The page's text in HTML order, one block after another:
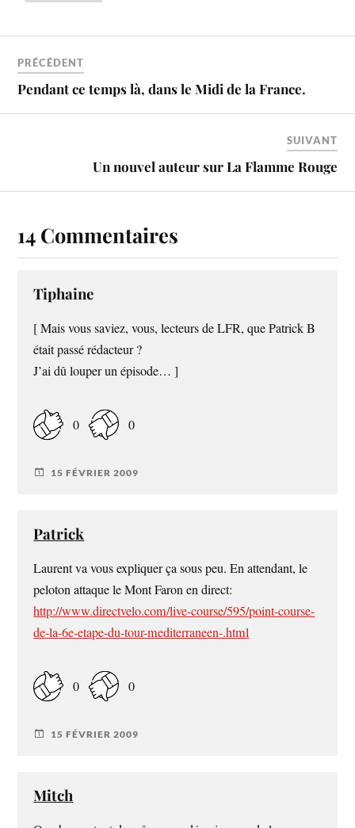
PRÉCÉDENT
Pendant ce temps là, dans le Midi de la France.
SUIVANT
Un nouvel auteur sur La Flamme Rouge
14 Commentaires
Tiphaine
[ Mais vous saviez, vous, lecteurs de LFR, que Patrick B
était passé rédacteur ?
J’ai dû louper un épisode… ]
0 0
15 FÉVRIER 2009
Patrick
Laurent va vous expliquer ça sous peu. En attendant, le
peloton attaque le Mont Faron en direct:
http://www.directvelo.com/live-course/595/point-course-
de-la-6e-etape-du-tour-mediterraneen-.html
0 0
15 FÉVRIER 2009
Mitch